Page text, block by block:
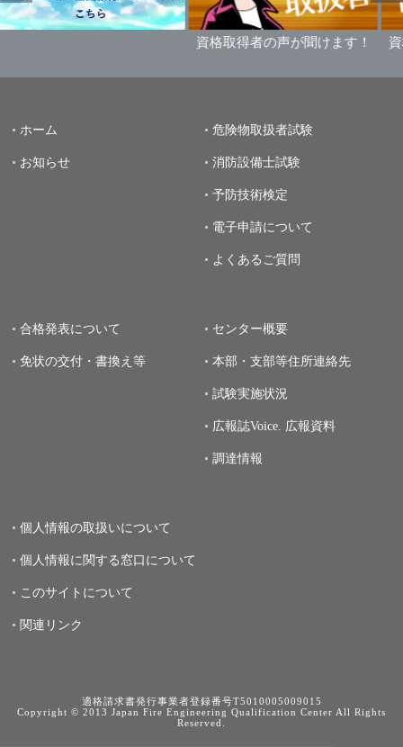
資格取得者の声が聞けます！ 資格取得者の
ホーム
お知らせ
危険物取扱者試験
消防設備士試験
予防技術検定
電子申請について
よくあるご質問
合格発表について
免状の交付・書換え等
センター概要
本部・支部等住所連絡先
試験実施状況
広報誌Voice. 広報資料
調達情報
個人情報の取扱いについて
個人情報に関する窓口について
このサイトについて
関連リンク
適格請求書発行事業者登録番号T5010005009015
Copyright © 2013 Japan Fire Engineering Qualification Center All Rights
Reserved.